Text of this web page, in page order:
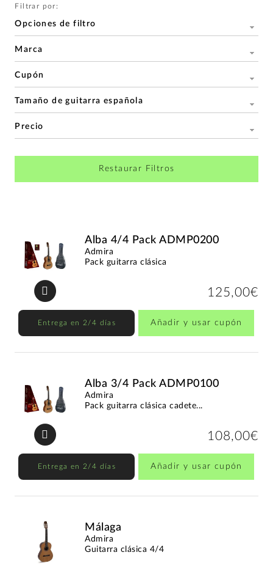
Filtrar por:
Opciones de filtro
Marca
Cupón
Tamaño de guitarra española
Precio
Restaurar Filtros
Alba 4/4 Pack ADMP0200
Admira
Pack guitarra clásica
125,00€
Entrega en 2/4 días Añadir y usar cupón
Alba 3/4 Pack ADMP0100
Admira
Pack guitarra clásica cadete...
108,00€
Entrega en 2/4 días Añadir y usar cupón
Málaga
Admira
Guitarra clásica 4/4